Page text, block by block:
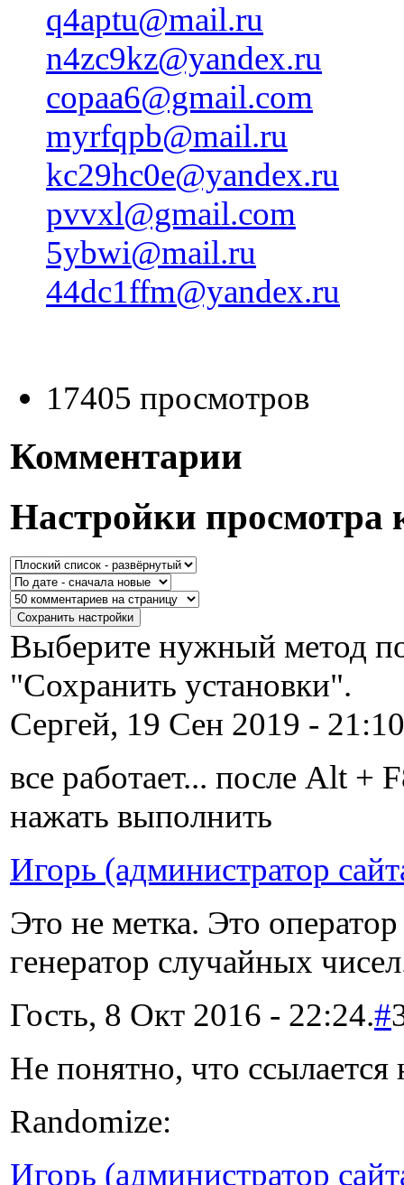
q4aptu@mail.ru
n4zc9kz@yandex.ru
copaa6@gmail.com
myrfqpb@mail.ru
kc29hc0e@yandex.ru
pvvxl@gmail.com
5ybwi@mail.ru
44dc1ffm@yandex.ru
17405 просмотров
Комментарии
Настройки просмотра
Выберите нужный метод
"Сохранить установки".
Сергей, 19 Сен 2019 -
все работает... после Alt +
нажать выполнить
Игорь (администратор
Это не метка. Это
генератор случайных
Гость, 8 Окт 2016 - 22:24.#
Не понятно, что ссылается
Randomize:
Игорь (администратор